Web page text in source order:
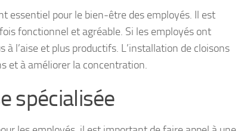
essentiel pour le bien-être des employés. Il est
fonctionnel et agréable. Si les employés ont
l’aise et plus productifs. L’installation de cloisons
et à améliorer la concentration.
spécialisée